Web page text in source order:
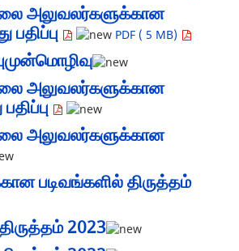
அலுவலர்களுக்கான
PDF ( 5 MB)
அலுவலர்களுக்கான
அலுவலர்களுக்கான
படிவங்களில் திருத்தம்
2023